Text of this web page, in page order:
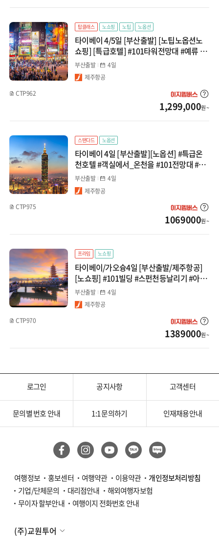
타이중/가오슝
홍콩/마카오
베트남
다낭/호이안
태국
방콕/파타야
세부
말레이시아
쿠알라룸푸르
탑클래스 노쇼핑 노팁 노옵션
타이베이 4/5일 [부산출발] [노팁노옵션노
쇼핑] [특급호텔] #101타워전망대 #예류 #
지우펀 #단수이 #스펀 #발마사지30분
부산출발
4일
제주항공
CTP962
1,299,000원 ~
스탠다드 노옵션
타이베이 4일 [부산출발][노옵션] #특급온
천호텔 #객실에서_온천을 #101전망대 #식
사UP
부산출발
4일
제주항공
CTP975
1069000원 ~
프라임 노쇼핑
타이베이/가오슝4일 [부산출발/제주항공]
[노쇼핑] #101빌딩 #스펀천등날리기 #아리
산풍경구 #불광사
부산출발
4일
제주항공
CTP970
1389000원 ~
로그인 공지사항 고객센터
문의별 번호 안내 1:1 문의하기 인재채용안내
여행정보 홍보센터 여행약관 이용약관
개인정보처리방침
기업/단체문의
대리점안내
해외여행자보험
무이자 할부안내
여행이지 전화번호 안내
(주)교원투어